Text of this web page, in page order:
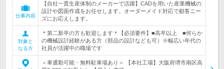
仕事内容
【自社一貫生産体制のメーカーで活躍】CADを用いた産業機械の
設計や図面作成をお任せします。オーダーメイド対応で顧客ニー
ズにお応えします。
対象と
なる方
＊第二新卒の方も歓迎します＊【必須要件】■高卒以上 ■何らか
の機械設計経験がある方（部品の設計なども可）※幅広い年代の
社員が活躍中の職場です
＜車通勤可能・無料駐車場あり＞ 【本社工場】大阪府堺市南区高